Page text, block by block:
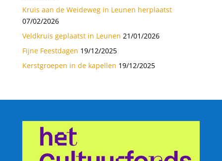
Kruis aan de Weideweg in Leunen herplaatst
07/02/2026
Veldkruis geplaatst in Leunen 21/01/2026
Fijne Feestdagen 19/12/2025
Kerstgroepen in de kapellen 19/12/2025